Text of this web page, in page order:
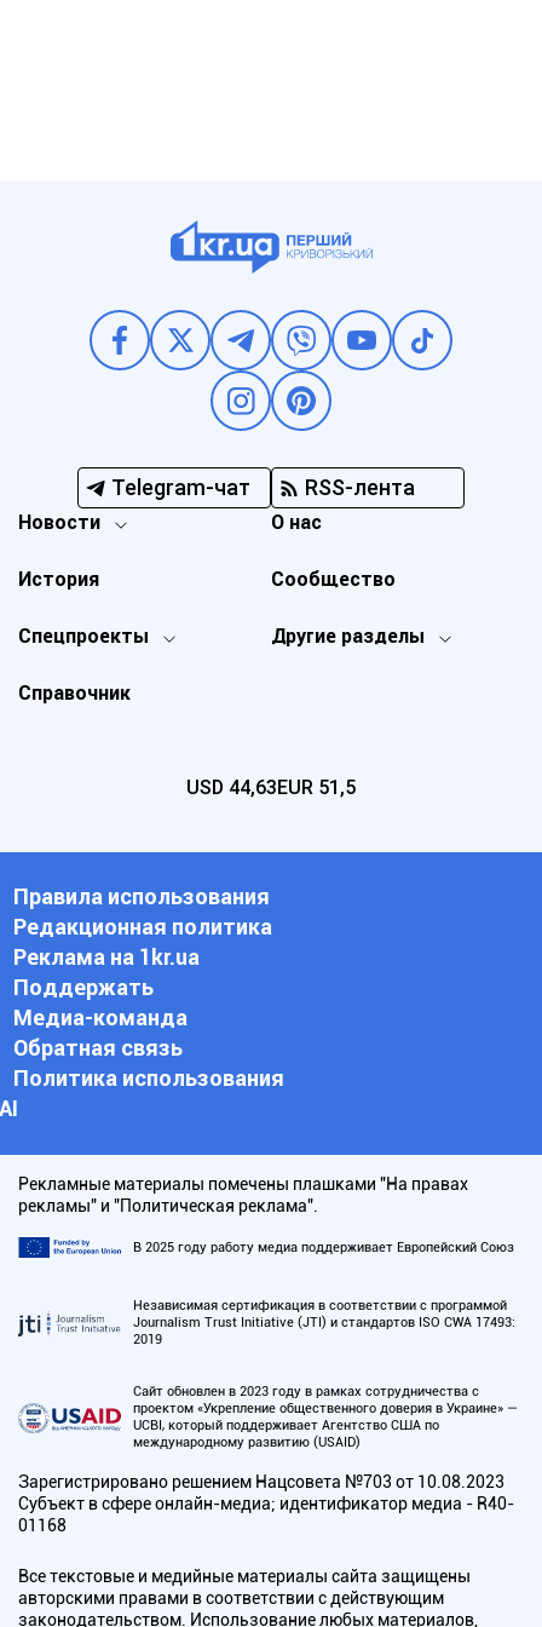
Telegram-чат RSS-лента
Новости
Спецпроекты Другие разделы
История
О нас
Справочник
Сообщество
USD 44,63EUR 51,5
Правила использования
Редакционная политика
Реклама на 1kr.ua
Поддержать
Медиа-команда
Обратная связь
Политика использования
АI
Рекламные материалы помечены плашками "На правах
рекламы" и "Политическая реклама".
В 2025 году работу медиа поддерживает Европейский Союз
Независимая сертификация в соответствии с программой
Journalism Trust Initiative (JTI) и стандартов ISO CWA 17493:
2019
Сайт обновлен в 2023 году в рамках сотрудничества с
проектом «Укрепление общественного доверия в Украине» —
UCBI, который поддерживает Агентство США по
международному развитию (USAID)
Зарегистрировано решением Нацсовета №703 от 10.08.2023
Субъект в сфере онлайн-медиа; идентификатор медиа - R40-
01168
Все текстовые и медийные материалы сайта защищены
авторскими правами в соответствии с действующим
законодательством. Использование любых материалов,